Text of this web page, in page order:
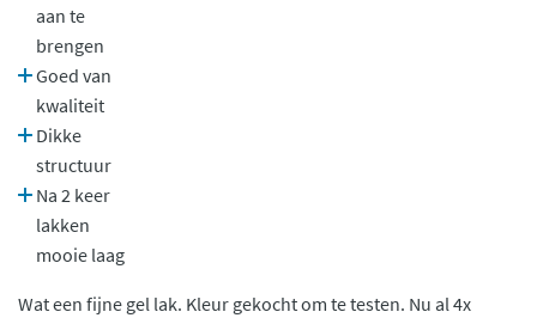
aan te
brengen
Goed van
kwaliteit
Dikke
structuur
Na 2 keer
lakken
mooie laag
Wat een fijne gel lak. Kleur gekocht om te testen. Nu al 4x